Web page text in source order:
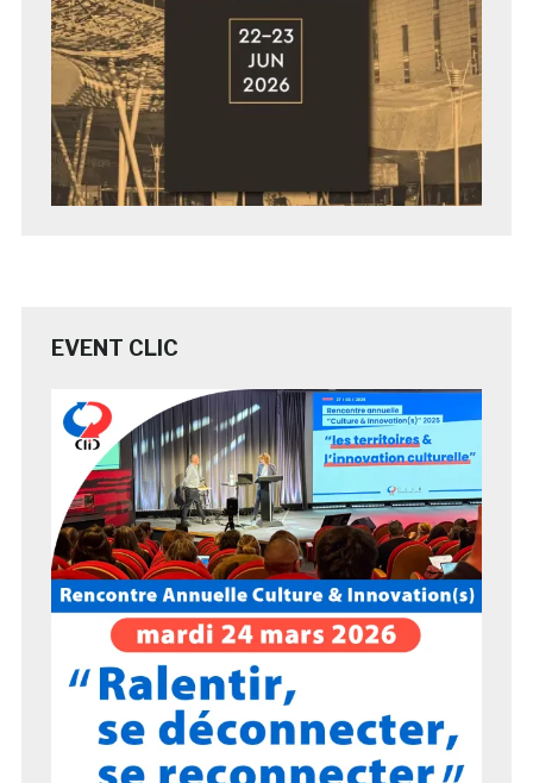
EVENT CLIC